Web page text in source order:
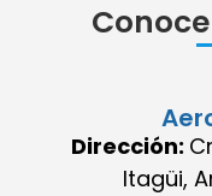
Dirección:
Itagüi,